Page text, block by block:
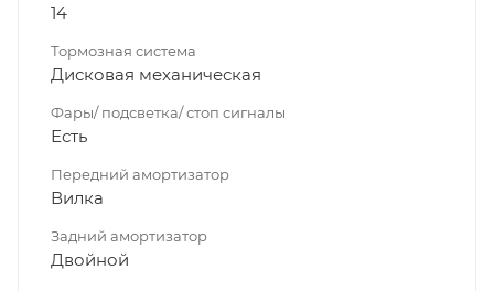
14
Тормозная система
Дисковая механическая
Фары/ подсветка/ стоп сигналы
Есть
Передний амортизатор
Вилка
Задний амортизатор
Двойной